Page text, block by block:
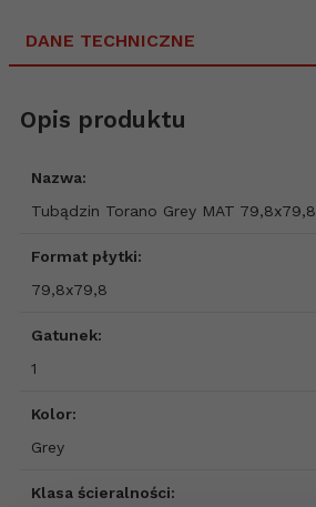
DANE TECHNICZNE
Opis produktu
Nazwa:
Tubądzin Torano Grey MAT 79,8x79,8
Format płytki:
79,8x79,8
Gatunek:
1
Kolor:
Grey
Klasa ścieralności: